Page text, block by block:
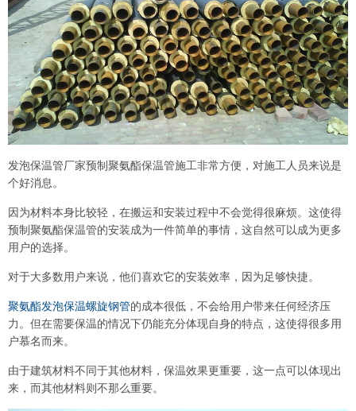
发泡保温管厂家预制聚氨酯保温管施工非常方便，对施工人员来说是
个好消息。
因为材料本身比较轻，在搬运和安装过程中不会觉得很麻烦。这使得
预制聚氨酯保温管的安装成为一件简单的事情，这自然可以成为更多
用户的选择。
对于大多数用户来说，他们喜欢它的安装效率，因为足够快捷。
聚氨酯发泡保温螺旋钢管的成本很低，不会给用户带来任何经济压
力。但在需要保温的情况下仍能充分体现自身的特点，这使得很多用
户慕名而来。
由于建筑材料不同于其他材料，保温效果更重要，这一点可以体现出
来，而其他材料则不那么重要。